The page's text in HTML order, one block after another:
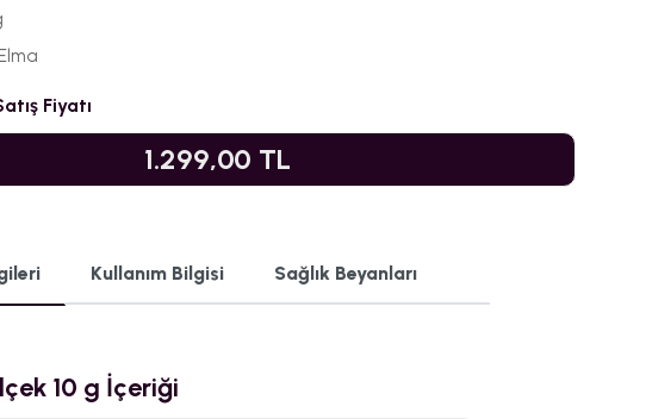
Fiyatı
1.299,00 TL
Kullanım Bilgisi Sağlık Beyanları
10 g İçeriği